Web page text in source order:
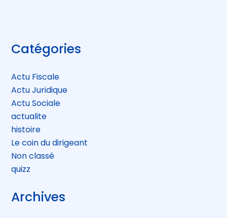
Blog
sidebar
Catégories
Actu Fiscale
Actu Juridique
Actu Sociale
actualite
histoire
Le coin du dirigeant
Non classé
quizz
Archives